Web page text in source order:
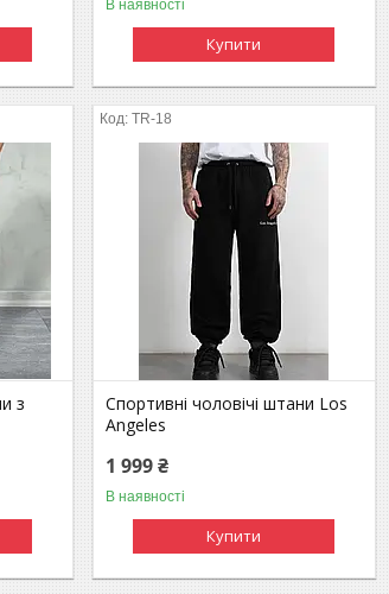
В наявності
Купити
з
TR-18
Спортивні чоловічі штани Los
Angeles
1 999 ₴
В наявності
Купити